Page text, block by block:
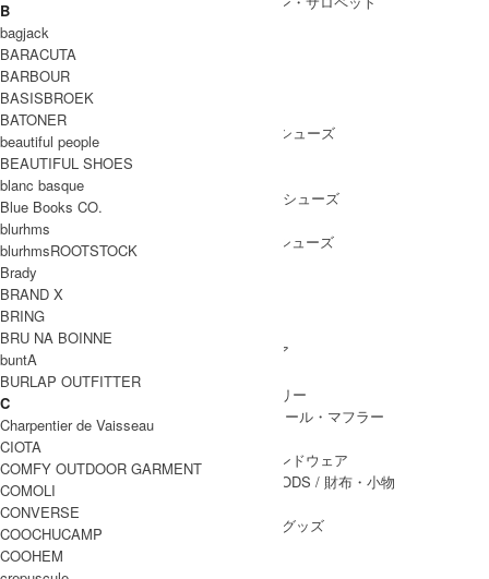
SHOES
SHOES ALL ITEM
/ ドレスシューズ
BOOTS
PUMPS
/ バレエシューズ
OTHER SHOES
/ その他シューズ
GOODS
GOODS ALL ITEM
/ 帽子・ヘッドウェア
BAG
ACCESSARY
/ アクセサリー
/ ストール・マフラー
LEG WEAR
HAND WEAR
/ 手袋・ハンドウェア
WALLET&GENERAL GOODS / 財布・小物
/ その他グッズ
B
bagjack
BARACUTA
BARBOUR
BASISBROEK
BATONER
beautiful people
BEAUTIFUL SHOES
blanc basque
Blue Books CO.
blurhms
blurhmsROOTSTOCK
Brady
BRAND X
BRING
BRU NA BOINNE
buntA
BURLAP OUTFITTER
C
Charpentier de Vaisseau
CIOTA
COMFY OUTDOOR GARMENT
COMOLI
CONVERSE
COOCHUCAMP
COOHEM